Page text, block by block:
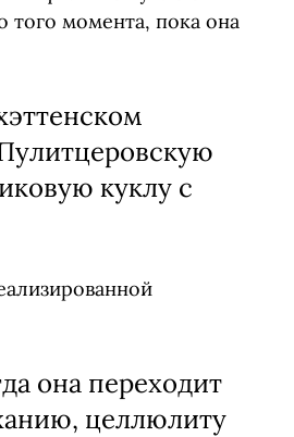
того момента, пока она
куклу с
она переходит
целлюлиту